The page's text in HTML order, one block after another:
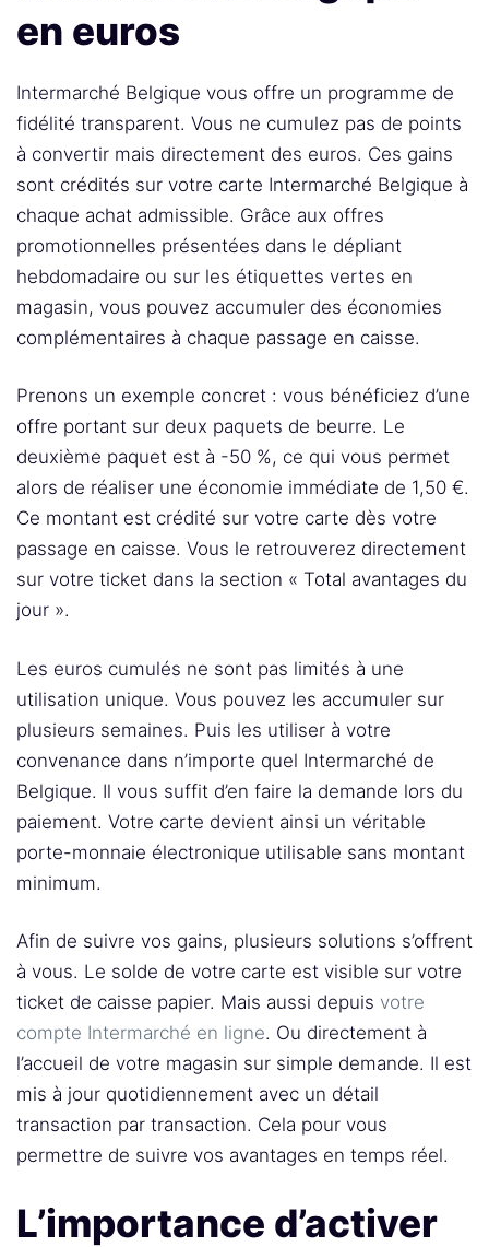
en euros
Intermarché Belgique vous offre un programme de
fidélité transparent. Vous ne cumulez pas de points
à convertir mais directement des euros. Ces gains
sont crédités sur votre carte Intermarché Belgique à
chaque achat admissible. Grâce aux offres
promotionnelles présentées dans le dépliant
hebdomadaire ou sur les étiquettes vertes en
magasin, vous pouvez accumuler des économies
complémentaires à chaque passage en caisse.
Prenons un exemple concret : vous bénéficiez d’une
offre portant sur deux paquets de beurre. Le
deuxième paquet est à -50 %, ce qui vous permet
alors de réaliser une économie immédiate de 1,50 €.
Ce montant est crédité sur votre carte dès votre
passage en caisse. Vous le retrouverez directement
sur votre ticket dans la section « Total avantages du
jour ».
Les euros cumulés ne sont pas limités à une
utilisation unique. Vous pouvez les accumuler sur
plusieurs semaines. Puis les utiliser à votre
convenance dans n’importe quel Intermarché de
Belgique. Il vous suffit d’en faire la demande lors du
paiement. Votre carte devient ainsi un véritable
porte-monnaie électronique utilisable sans montant
minimum.
Afin de suivre vos gains, plusieurs solutions s’offrent
à vous. Le solde de votre carte est visible sur votre
ticket de caisse papier. Mais aussi depuis votre
compte Intermarché en ligne. Ou directement à
l’accueil de votre magasin sur simple demande. Il est
mis à jour quotidiennement avec un détail
transaction par transaction. Cela pour vous
permettre de suivre vos avantages en temps réel.
L’importance d’activer